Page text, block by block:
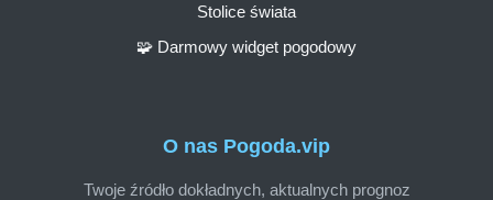
O nas Pogoda.vip
Twoje źródło dokładnych, aktualnych prognoz
Stolice świata
🧩 Darmowy widget pogodowy